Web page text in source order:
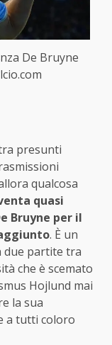
De Bruyne
presunti
qualcosa
quasi
Bruyne per il
. È un
due partite tra
che è scemato
Hojlund mai
la sua
a tutti coloro